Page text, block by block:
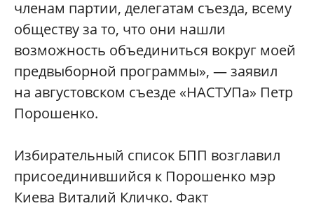
членам партии, делегатам съезда, всему
обществу за то, что они нашли
возможность объединиться вокруг моей
предвыборной программы», — заявил
на августовском съезде «НАСТУПа» Петр
Порошенко.
Избирательный список БПП возглавил
присоединившийся к Порошенко мэр
Киева Виталий Кличко. Факт